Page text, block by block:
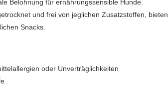
Belohnung für ernährungssensible Hunde.
und frei von jeglichen Zusatzstoffen, bieten
Snacks.
oder Unverträglichkeiten